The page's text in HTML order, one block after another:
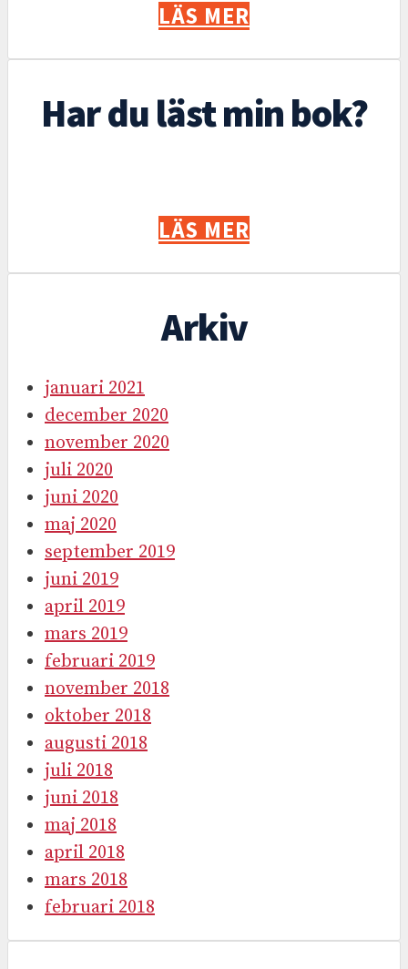
LÄS MER
Har du läst min bok?
LÄS MER
Arkiv
januari 2021
december 2020
november 2020
juli 2020
juni 2020
maj 2020
september 2019
juni 2019
april 2019
mars 2019
februari 2019
november 2018
oktober 2018
augusti 2018
juli 2018
juni 2018
maj 2018
april 2018
mars 2018
februari 2018